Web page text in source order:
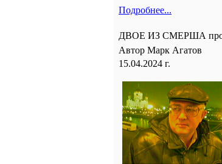
Подробнее...
ДВОЕ ИЗ СМЕРША
Автор Марк Агатов
15.04.2024 г.